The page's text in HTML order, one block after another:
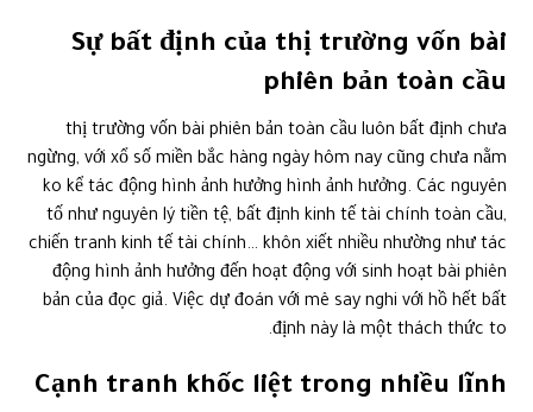
Sự bất định của thị trường vốn bài
phiên bản toàn cầu
thị trường vốn bài phiên bản toàn cầu luôn bất định chưa
ngừng, với xổ số miền bắc hàng ngày hôm nay cũng chưa nằm
ko kể tác động hình ảnh hưởng hình ảnh hưởng. Các nguyên
tố như nguyên lý tiền tệ, bất định kinh tế tài chính toàn cầu,
chiến tranh kinh tế tài chính… khôn xiết nhiều nhường như tác
động hình ảnh hưởng đến hoạt động với sinh hoạt bài phiên
bản của đọc giả. Việc dự đoán với mê say nghi với hồ hết bất
định này là một thách thức to.
Cạnh tranh khốc liệt trong nhiều lĩnh